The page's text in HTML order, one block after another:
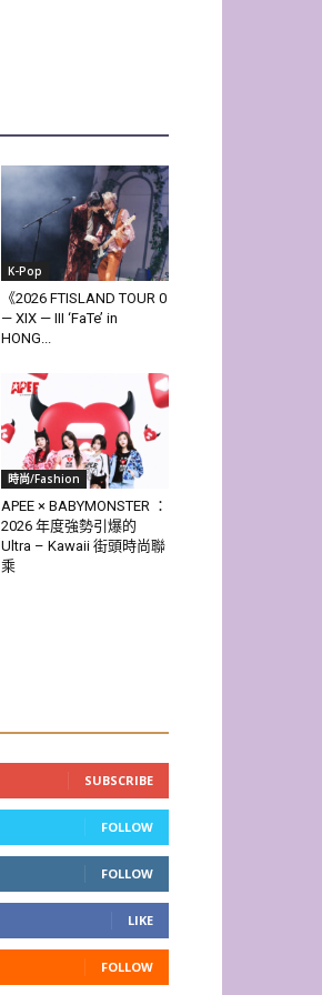
K-Pop
《2026 FTISLAND TOUR 0
— XIX — III ‘FaTe’ in
HONG...
時尚/Fashion
APEE × BABYMONSTER ：
2026 年度強勢引爆的
Ultra – Kawaii 街頭時尚聯
乘
SUBSCRIBE
FOLLOW
FOLLOW
LIKE
FOLLOW